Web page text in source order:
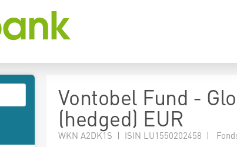
Vontobel Fund -
(hedged) EUR
WKN A2DK1S | ISIN LU1550202458 |